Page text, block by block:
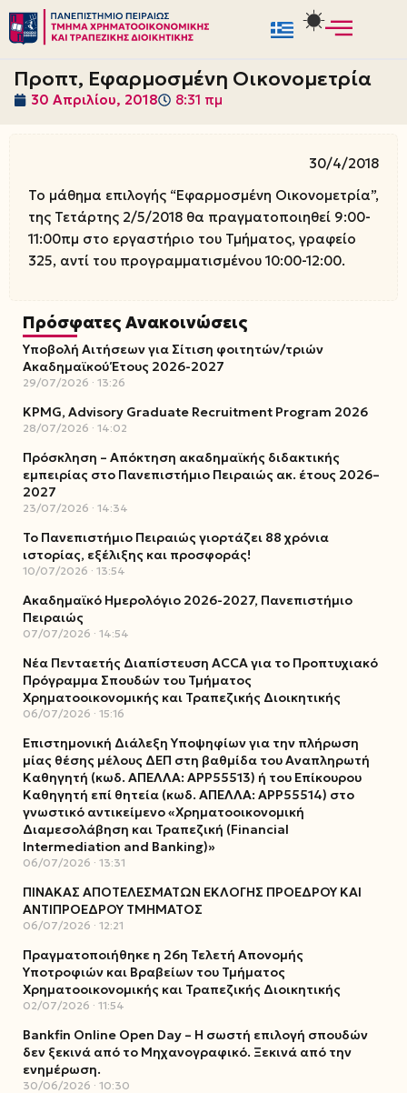
Μεταπηδήστε
στο
περιεχόμενο
Προπτ, Εφαρμοσμένη Οικονομετρία
30 Απριλίου, 2018 8:31 πμ
30/4/2018
Το μάθημα επιλογής “Εφαρμοσμένη Οικονομετρία”,
της Τετάρτης 2/5/2018 θα πραγματοποιηθεί 9:00-
11:00πμ στο εργαστήριο του Τμήματος, γραφείο
325, αντί του προγραμματισμένου 10:00-12:00.
Πρόσφατες Ανακοινώσεις
Υποβολή Αιτήσεων για Σίτιση φοιτητών/τριών
Ακαδημαϊκού Έτους 2026-2027
29/07/2026 13:26
KPMG, Advisory Graduate Recruitment Program 2026
28/07/2026 14:02
Πρόσκληση – Απόκτηση ακαδημαϊκής διδακτικής
εμπειρίας στο Πανεπιστήμιο Πειραιώς ακ. έτους 2026–
2027
23/07/2026 14:34
Το Πανεπιστήμιο Πειραιώς γιορτάζει 88 χρόνια
ιστορίας, εξέλιξης και προσφοράς!
10/07/2026 13:54
Ακαδημαϊκό Ημερολόγιο 2026-2027, Πανεπιστήμιο
Πειραιώς
07/07/2026 14:54
Νέα Πενταετής Διαπίστευση ACCA για το Προπτυχιακό
Πρόγραμμα Σπουδών του Τμήματος
Χρηματοοικονομικής και Τραπεζικής Διοικητικής
06/07/2026 15:16
Επιστημονική Διάλεξη Υποψηφίων για την πλήρωση
μίας θέσης μέλους ΔΕΠ στη βαθμίδα του Αναπληρωτή
Καθηγητή (κωδ. ΑΠΕΛΛΑ: ΑΡΡ55513) ή του Επίκουρου
Καθηγητή επί θητεία (κωδ. ΑΠΕΛΛΑ: ΑΡΡ55514) στο
γνωστικό αντικείμενο «Χρηματοοικονομική
Διαμεσολάβηση και Τραπεζική (Financial
Intermediation and Banking)»
06/07/2026 13:31
ΠΙΝΑΚΑΣ ΑΠΟΤΕΛΕΣΜΑΤΩΝ ΕΚΛΟΓΗΣ ΠΡΟΕΔΡΟΥ ΚΑΙ
ΑΝΤΙΠΡΟΕΔΡΟΥ ΤΜΗΜΑΤΟΣ
06/07/2026 12:21
Πραγματοποιήθηκε η 26η Τελετή Απονομής
Υποτροφιών και Βραβείων του Τμήματος
Χρηματοοικονομικής και Τραπεζικής Διοικητικής
02/07/2026 11:54
Bankfin Online Open Day – Η σωστή επιλογή σπουδών
δεν ξεκινά από το Μηχανογραφικό. Ξεκινά από την
ενημέρωση.
30/06/2026 10:30